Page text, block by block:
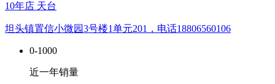
10年店 天台
坦头镇置信小微园3号楼1单元201，电话18806560106
0-1000
近一年销量